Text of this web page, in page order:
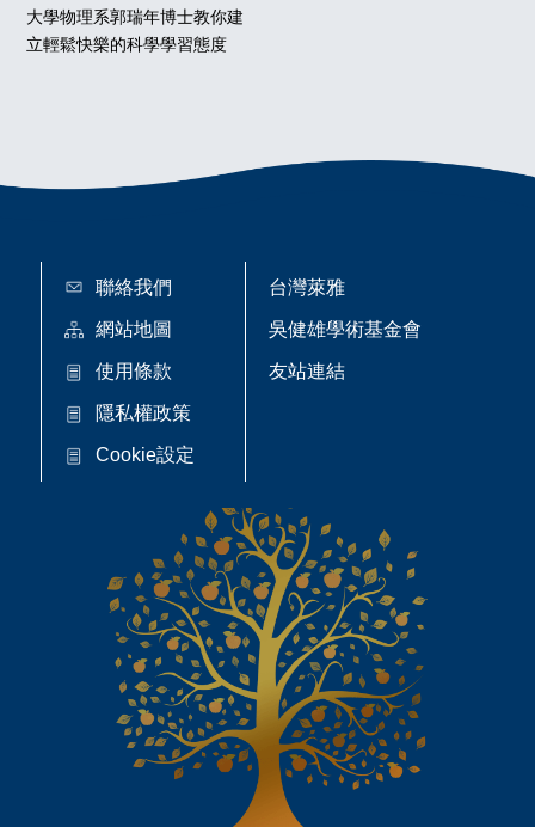
大學物理系郭瑞年博士教你建
立輕鬆快樂的科學學習態度
聯絡我們
網站地圖
使用條款
隱私權政策
Cookie設定
台灣萊雅
吳健雄學術基金會
友站連結